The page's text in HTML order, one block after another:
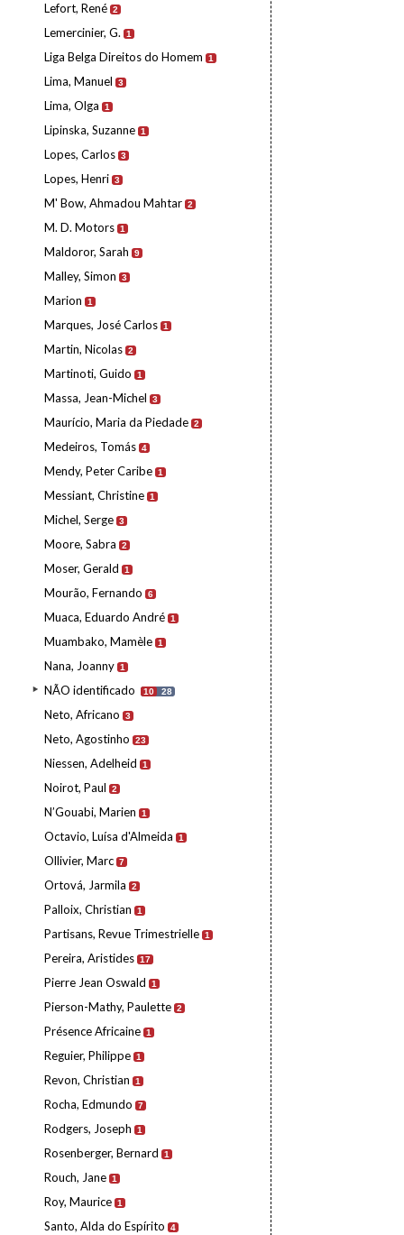
Lefort, René 2
Lemercinier, G. 1
Liga Belga Direitos do Homem 1
Lima, Manuel 3
Lima, Olga 1
Lipinska, Suzanne 1
Lopes, Carlos 3
Lopes, Henri 3
M' Bow, Ahmadou Mahtar 2
M. D. Motors 1
Maldoror, Sarah 9
Malley, Simon 3
Marion 1
Marques, José Carlos 1
Martin, Nicolas 2
Martinoti, Guido 1
Massa, Jean-Michel 3
Maurício, Maria da Piedade 2
Medeiros, Tomás 4
Mendy, Peter Caribe 1
Messiant, Christine 1
Michel, Serge 3
Moore, Sabra 2
Moser, Gerald 1
Mourão, Fernando 6
Muaca, Eduardo André 1
Muambako, Mamèle 1
Nana, Joanny 1
NÃO identificado 10 28
Neto, Africano 3
Neto, Agostinho 23
Niessen, Adelheid 1
Noirot, Paul 2
N’Gouabi, Marien 1
Octavio, Luísa d'Almeida 1
Ollivier, Marc 7
Ortová, Jarmila 2
Palloix, Christian 1
Partisans, Revue Trimestrielle 1
Pereira, Aristides 17
Pierre Jean Oswald 1
Pierson-Mathy, Paulette 2
Présence Africaine 1
Reguier, Philippe 1
Revon, Christian 1
Rocha, Edmundo 7
Rodgers, Joseph 1
Rosenberger, Bernard 1
Rouch, Jane 1
Roy, Maurice 1
Santo, Alda do Espírito 4